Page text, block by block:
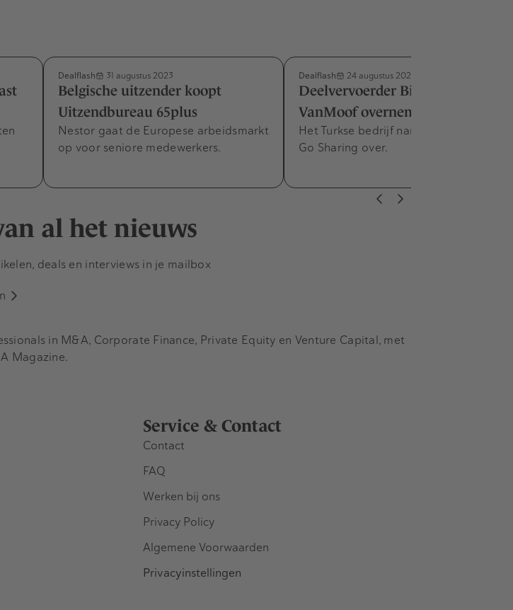
Dealflash 31 augustus 2023
Belgische uitzender koopt
Uitzendbureau 65plus
Nestor gaat de Europese arbeidsmarkt
op voor seniore medewerkers.
Dealflash 24 augustus 2023
Deelvervoerder BinBin wil
VanMoof overnemen
Het Turkse bedrijf nam eerder dit jaar
Go Sharing over.
al het nieuws
deals en interviews in je mailbox
Service & Contact
Contact
FAQ
Werken bij ons
Privacy Policy
Algemene Voorwaarden
Privacyinstellingen
in M&A, Corporate Finance, Private Equity en Venture Capital, met
Magazine.